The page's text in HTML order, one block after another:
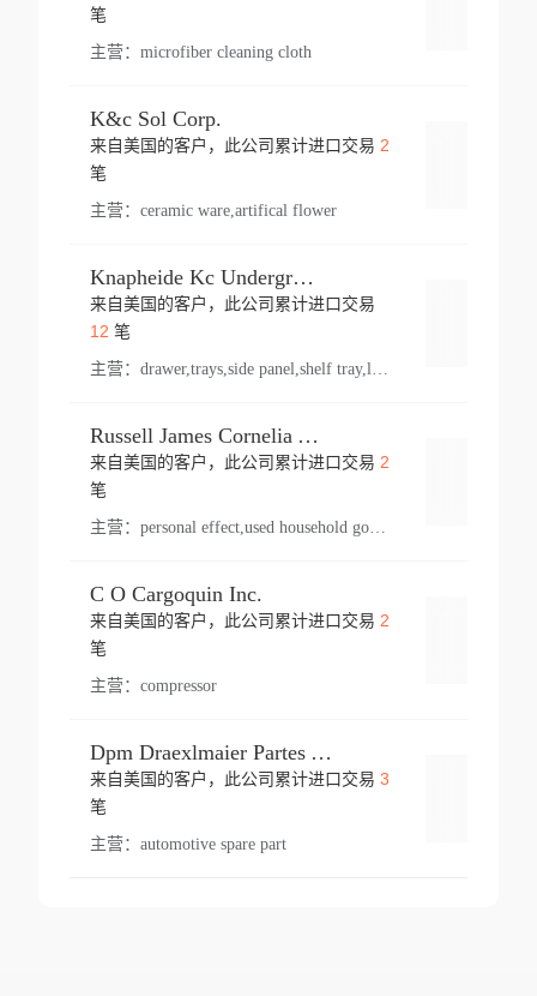
笔
主营： microfiber cleaning cloth
K&c Sol Corp.
来自美国的客户，此公司累计进口交易 2
笔
主营： ceramic ware,artifical flower
Knapheide Kc Underground
来自美国的客户，此公司累计进口交易
12 笔
主营：
Russell James Cornelia Arlington Va
来自美国的客户，此公司累计进口交易 2
笔
主营： personal effect,used household goods
C O Cargoquin Inc.
来自美国的客户，此公司累计进口交易 2
笔
主营： compressor
Dpm Draexlmaier Partes Automotrices Corr Ind Huejotzingo
来自美国的客户，此公司累计进口交易 3
笔
主营： automotive spare part